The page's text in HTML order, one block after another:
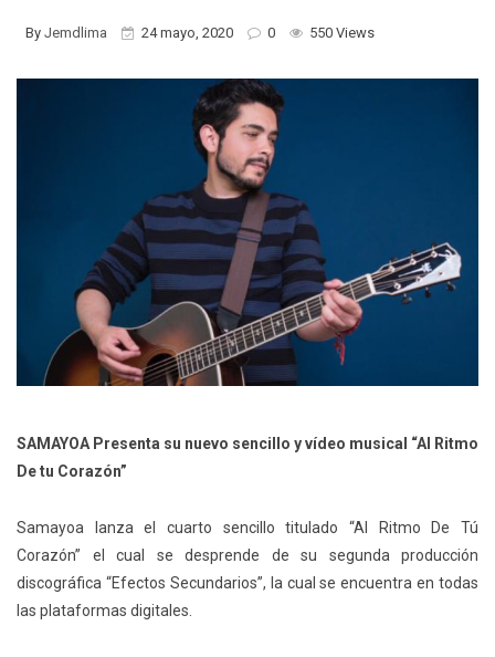
By Jemdlima 24 mayo, 2020 0 550 Views
SAMAYOA Presenta su nuevo sencillo y vídeo musical “Al Ritmo
De tu Corazón”
Samayoa lanza el cuarto sencillo titulado “Al Ritmo De Tú
Corazón” el cual se desprende de su segunda producción
discográfica “Efectos Secundarios”, la cual se encuentra en todas
las plataformas digitales.